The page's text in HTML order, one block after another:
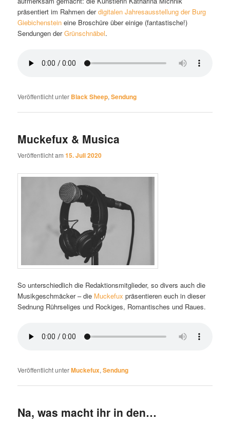
präsentiert im Rahmen derdigitalen Jahresausstellung der Burg
Giebichenstein eine Broschüre über einige (fantastische!)
Sendungen derGrünschnäbel.
Veröffentlicht unter Black Sheep,Sendung
Muckefux & Musica
Veröffentlicht am15. Juli 2020
So unterschiedlich die Redaktionsmitglieder, so divers auch die
Musikgeschmäcker – die Muckefux präsentieren euch in dieser
Sednung Rührseliges und Rockiges, Romantisches und Raues.
Veröffentlicht unterMuckefux,Sendung
Na, was macht ihr in den…